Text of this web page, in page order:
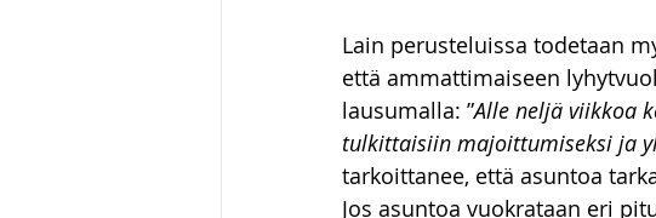
Lain perusteluissa todetaan
että ammattimaiseen
lausumalla: ”Alle neljä viikkoa
tulkittaisiin majoittumiseksi ja
tarkoittanee, että asuntoa
Jos asuntoa vuokrataan eri